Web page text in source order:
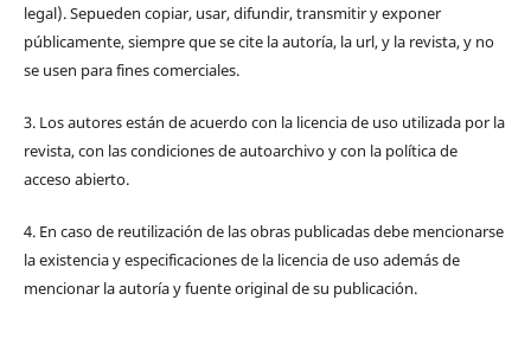
legal). Sepueden copiar, usar, difundir, transmitir y exponer
públicamente, siempre que se cite la autoría, la url, y la revista, y no
se usen para fines comerciales.
3. Los autores están de acuerdo con la licencia de uso utilizada por la
revista, con las condiciones de autoarchivo y con la política de
acceso abierto.
4. En caso de reutilización de las obras publicadas debe mencionarse
la existencia y especificaciones de la licencia de uso además de
mencionar la autoría y fuente original de su publicación.